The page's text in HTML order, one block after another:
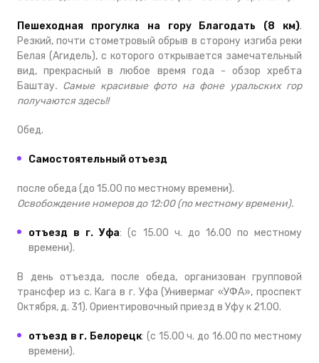
Пешеходная прогулка на гору Благодать (8 км).
Резкий, почти стометровый обрыв в сторону изгиба реки
Белая (Агидель), с которого открывается замечательный
вид, прекрасный в любое время года - обзор хребта
Баштау. Самые красивые фото на фоне уральских гор
получаются здесь!!
Обед.
Самостоятельный отъезд
после обеда (до 15.00 по местному времени).
Освобождение номеров до 12:00 (по местному времени).
отъезд в г. Уфа: (с 15.00 ч. до 16.00 по местному
времени).
В день отъезда, после обеда, организован групповой
трансфер из с. Кага в г. Уфа (Универмаг «УФА», проспект
Октября, д. 31). Ориентировочный приезд в Уфу к 21.00.
отъезд в г. Белорецк: (с 15.00 ч. до 16.00 по местному
времени).